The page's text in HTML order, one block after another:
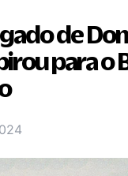
de
para o